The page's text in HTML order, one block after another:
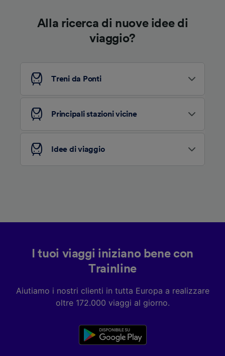
Alla ricerca di nuove idee di
viaggio?
Treni da Ponti
Principali stazioni vicine
Idee di viaggio
I tuoi viaggi iniziano bene con
Trainline
Aiutiamo i nostri clienti in tutta Europa a realizzare
oltre 172.000 viaggi al giorno.